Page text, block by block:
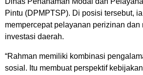
Pintu (DPMPTSP). Di posisi tersebut,
mempercepat pelayanan perizinan
investasi daerah.
“Rahman memiliki kombinasi
sosial. Itu membuat perspektif